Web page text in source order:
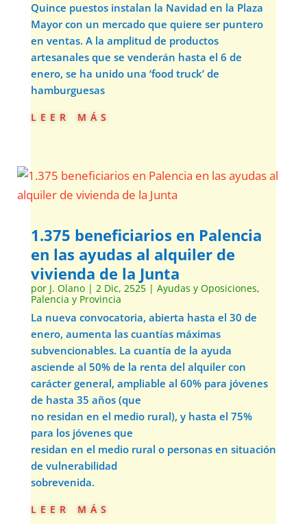
Quince puestos instalan la Navidad en la Plaza
Mayor con un mercado que quiere ser puntero
en ventas. A la amplitud de productos
artesanales que se venderán hasta el 6 de
enero, se ha unido una ‘food truck’ de
hamburguesas
leer más
1.375 beneficiarios en Palencia
en las ayudas al alquiler de
vivienda de la Junta
por J. Olano| 2 Dic, 2525| Ayudas y Oposiciones,
Palencia y Provincia
La nueva convocatoria, abierta hasta el 30 de
enero, aumenta las cuantías máximas
subvencionables. La cuantía de la ayuda
asciende al 50% de la renta del alquiler con
carácter general, ampliable al 60% para jóvenes
de hasta 35 años (que
no residan en el medio rural), y hasta el 75%
para los jóvenes que
residan en el medio rural o personas en situación
de vulnerabilidad
sobrevenida.
leer más